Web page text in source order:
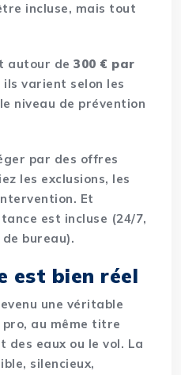
incluse, mais tout
autour de300 € par
ils varient selon les
niveau de prévention
par des offres
les exclusions, les
Et
est incluse (24/7,
bureau).
est bien réel
une véritable
au même titre
des eaux ou le vol. La
silencieux,